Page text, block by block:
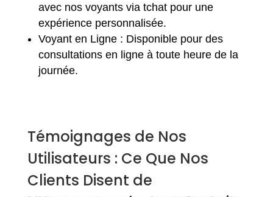
avec nos voyants via tchat pour une
expérience personnalisée.
Voyant en Ligne : Disponible pour des
consultations en ligne à toute heure de la
journée.
Témoignages de Nos
Utilisateurs : Ce Que Nos
Clients Disent de